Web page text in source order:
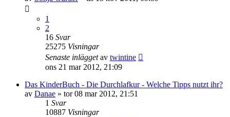
1
2
16 Svar
25275 Visningar
Senaste inläggetav twintine
ons 21 mar 2012, 21:09
Das KinderBuch - Die Durchlafkur - Welche Tipps nutzt ihr?
av Danae » tor 08 mar 2012, 21:51
1 Svar
10887 Visningar